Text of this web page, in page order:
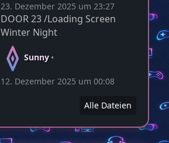
23. Dezember 2025 um 23:27
DOOR 23 /Loading Screen
Winter Night
Sunny
12. Dezember 2025 um 00:08
Alle Dateien